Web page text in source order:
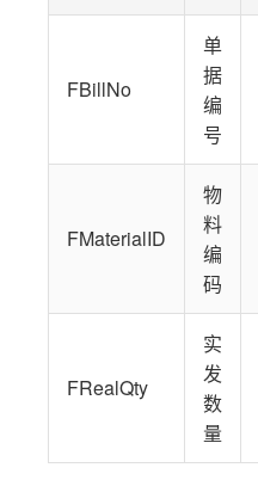
FBillNo
单
据
编
号
FMaterialID
物
料
编
码
FRealQty
实
发
数
量